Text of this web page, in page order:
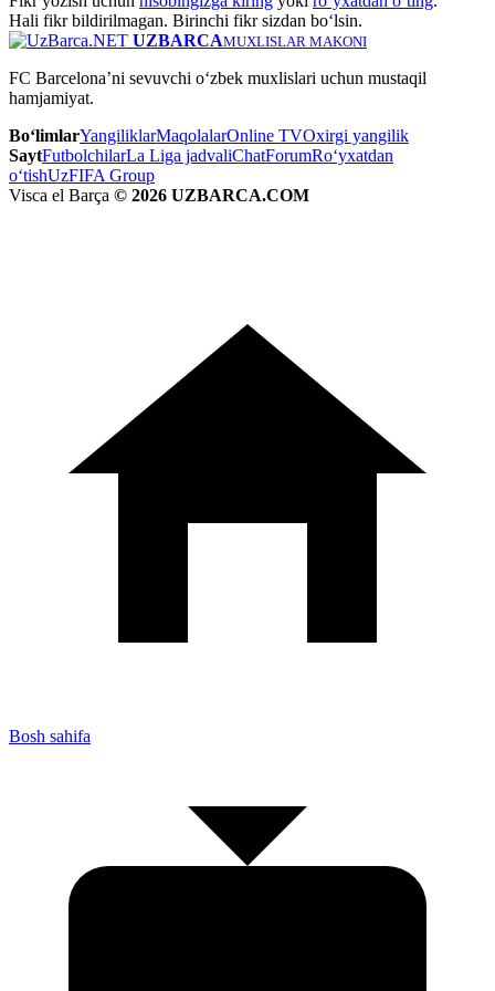
Hali fikr bildirilmagan. Birinchi fikr sizdan bo‘lsin.
UZBARCAMUXLISLAR MAKONI
FC Barcelona’ni sevuvchi o‘zbek muxlislari uchun mustaqil
hamjamiyat.
Bo‘limlarYangiliklarMaqolalarOnline TVOxirgi yangilik
SaytFutbolchilarLa Liga jadvaliChatForumRo‘yxatdan
o‘tishUzFIFA Group
Visca el Barça © 2026 UZBARCA.COM
Bosh sahifa